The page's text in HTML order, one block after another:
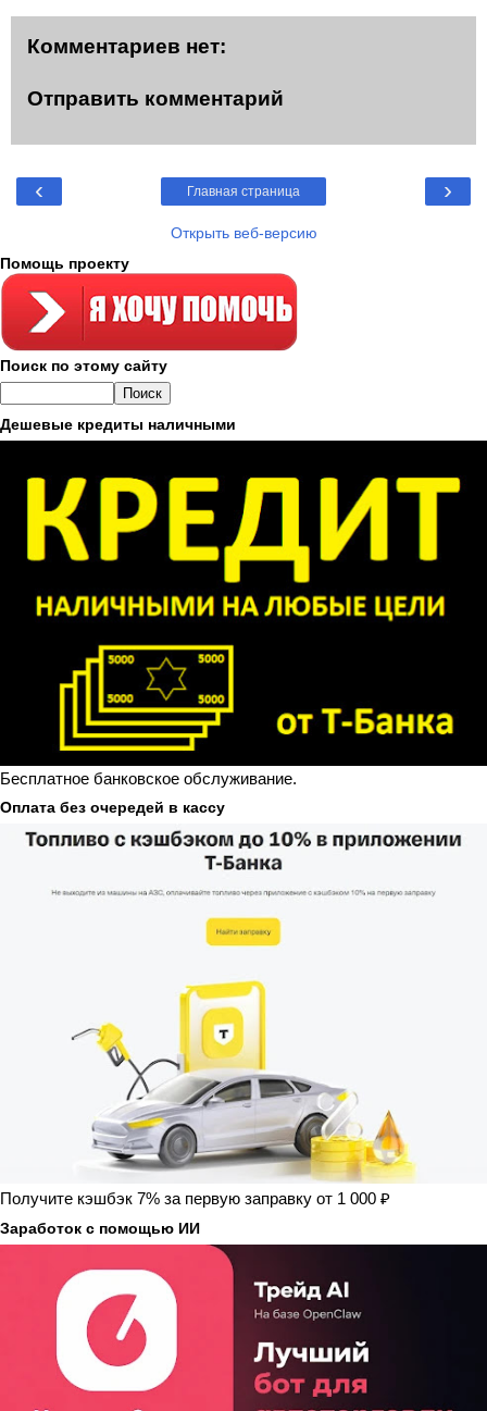
Комментариев нет:
Отправить комментарий
‹ ›
Главная страница
Открыть веб-версию
Помощь проекту
Поиск по этому сайту
Дешевые кредиты наличными
Бесплатное банковское обслуживание.
Оплата без очередей в кассу
Получите кэшбэк 7% за первую заправку от 1 000 ₽
Заработок с помощью ИИ